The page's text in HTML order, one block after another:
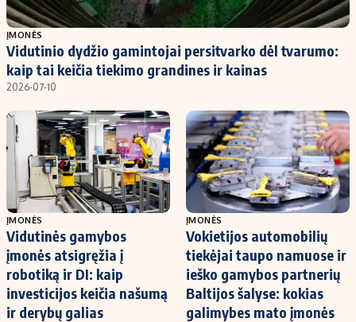
Populiarios temos
Investavimas
Akcijų rinka
Saulės elektrinės
Kriptovaliutos
Infliacija
Migracija
Titulinis
Nedarbo išmokos skaičiuoklė
Indėlių skaičiuoklė
Būsto finansai
Įdomios naujienos
Redakcija
Apie mus
Redakcijos politika
Privatumo politika
ĮMONĖS
Vidutinio dydžio gamintojai persitvarko dėl tvarumo:
kaip tai keičia tiekimo grandines ir kainas
2026-07-10
ĮMONĖS
Vidutinės gamybos
įmonės atsigręžia į
robotiką ir DI: kaip
investicijos keičia našumą
ir derybų galias
ĮMONĖS
Vokietijos automobilių
tiekėjai taupo namuose ir
ieško gamybos partnerių
Baltijos šalyse: kokias
galimybes mato įmonės